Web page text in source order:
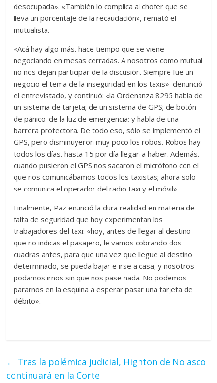
desocupada». «También lo complica al chofer que se
lleva un porcentaje de la recaudación», remató el
mutualista.
«Acá hay algo más, hace tiempo que se viene
negociando en mesas cerradas. A nosotros como mutual
no nos dejan participar de la discusión. Siempre fue un
negocio el tema de la inseguridad en los taxis», denunció
el entrevistado, y continuó: «la Ordenanza 8295 habla de
un sistema de tarjeta; de un sistema de GPS; de botón
de pánico; de la luz de emergencia; y habla de una
barrera protectora. De todo eso, sólo se implementó el
GPS, pero disminuyeron muy poco los robos. Robos hay
todos los días, hasta 15 por día llegan a haber. Además,
cuando pusieron el GPS nos sacaron el micrófono con el
que nos comunicábamos todos los taxistas; ahora solo
se comunica el operador del radio taxi y el móvil».
Finalmente, Paz enunció la dura realidad en materia de
falta de seguridad que hoy experimentan los
trabajadores del taxi: «hoy, antes de llegar al destino
que no indicas el pasajero, le vamos cobrando dos
cuadras antes, para que una vez que llegue al destino
determinado, se pueda bajar e irse a casa, y nosotros
podamos irnos sin que nos pase nada. No podemos
pararnos en la esquina a esperar pasar una tarjeta de
débito».
← Tras la polémica judicial, Highton de Nolasco
continuará en la Corte